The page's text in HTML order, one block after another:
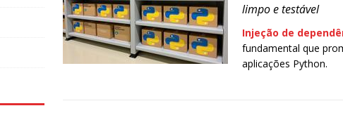
limpo e testável
Injeção de
fundamental que
aplicações Python.